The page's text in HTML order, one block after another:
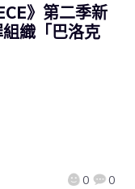
》第二季新
織「巴洛克
0 0